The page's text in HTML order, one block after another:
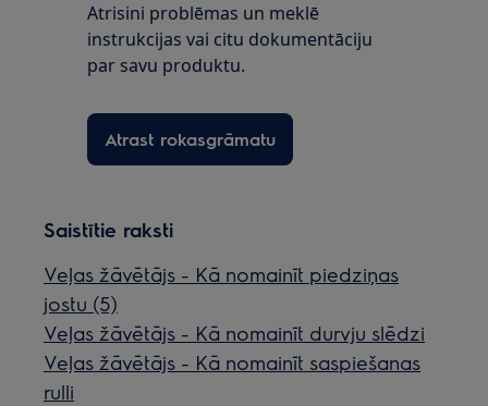
Atrisini problēmas un meklē
instrukcijas vai citu dokumentāciju
par savu produktu.
Atrast rokasgrāmatu
Saistītie raksti
Veļas žāvētājs - Kā nomainīt piedziņas
jostu (5)
Veļas žāvētājs - Kā nomainīt durvju slēdzi
Veļas žāvētājs - Kā nomainīt saspiešanas
rulli